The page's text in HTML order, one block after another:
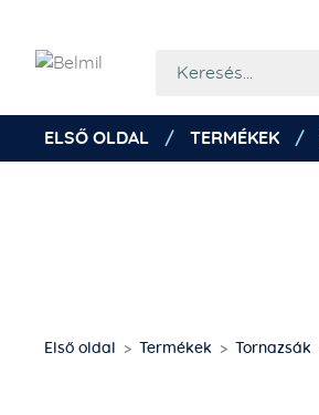
ELSŐ OLDAL TERMÉKEK
Első oldal Termékek Tornazsák